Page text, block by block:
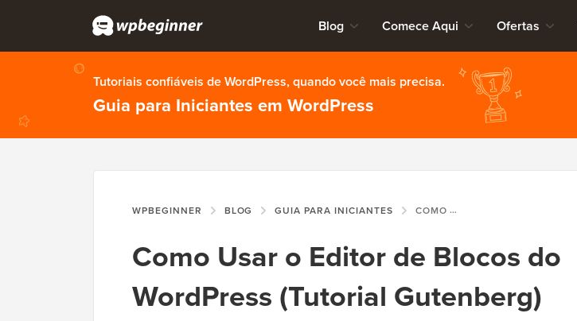
Blog Comece Aqui Ofertas
Tutoriais confiáveis de WordPress, quando você mais precisa.
Guia para Iniciantes em WordPress
WPBEGINNER BLOG GUIA PARA INICIANTES COMO USAR O EDITOR DE BLOCOS DO WORDPRESS (TUTORIAL GUTENBERG)
Como Usar o Editor de Blocos do
WordPress (Tutorial Gutenberg)